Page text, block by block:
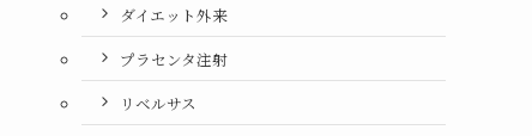
ダイエット外来
プラセンタ注射
リベルサス